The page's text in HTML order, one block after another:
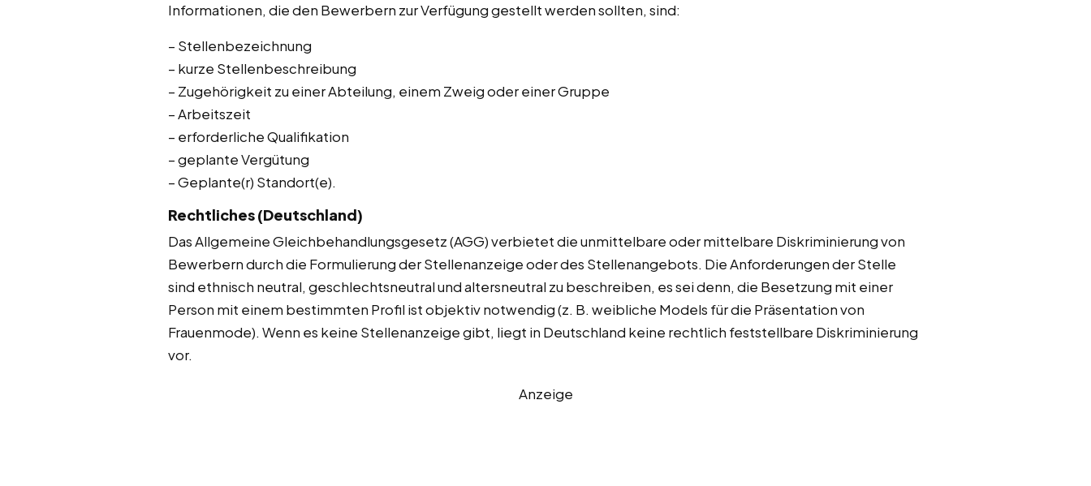
Informationen, die den Bewerbern zur Verfügung gestellt werden sollten, sind:
– Stellenbezeichnung
– kurze Stellenbeschreibung
– Zugehörigkeit zu einer Abteilung, einem Zweig oder einer Gruppe
– Arbeitszeit
– erforderliche Qualifikation
– geplante Vergütung
– Geplante(r) Standort(e).
Rechtliches (Deutschland)
Das Allgemeine Gleichbehandlungsgesetz (AGG) verbietet die unmittelbare oder mittelbare Diskriminierung von
Bewerbern durch die Formulierung der Stellenanzeige oder des Stellenangebots. Die Anforderungen der Stelle
sind ethnisch neutral, geschlechtsneutral und altersneutral zu beschreiben, es sei denn, die Besetzung mit einer
Person mit einem bestimmten Profil ist objektiv notwendig (z. B. weibliche Models für die Präsentation von
Frauenmode). Wenn es keine Stellenanzeige gibt, liegt in Deutschland keine rechtlich feststellbare Diskriminierung
vor.
Anzeige